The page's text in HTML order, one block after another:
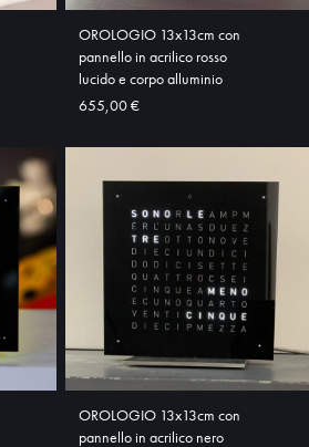
OROLOGIO 13x13cm con
pannello in acrilico rosso
lucido e corpo alluminio
655,00 €
OROLOGIO 13x13cm con
pannello in acrilico nero